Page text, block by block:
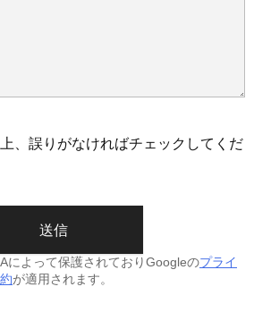
、誤りがなければチェックしてくだ
によって保護されておりGoogleのプライ
が適用されます。